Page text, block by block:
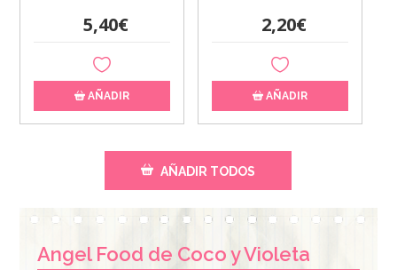
5,40€
AÑADIR
2,20€
AÑADIR
AÑADIR TODOS
Angel Food de Coco y Violeta